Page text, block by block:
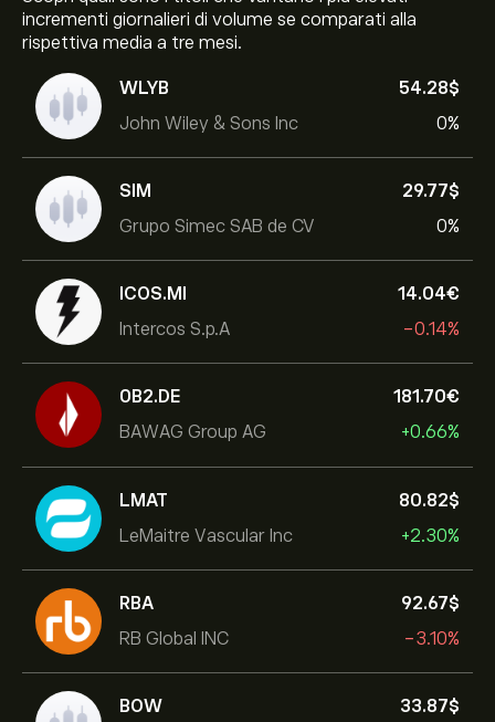
incrementi giornalieri di volume se comparati alla
rispettiva media a tre mesi.
WLYB
John Wiley & Sons Inc
54.28‎$‎
0%
SIM
Grupo Simec SAB de CV
29.77‎$‎
0%
ICOS.MI
Intercos S.p.A
14.04‎€‎
-0.14%
0B2.DE
BAWAG Group AG
181.70‎€‎
+0.66%
LMAT
LeMaitre Vascular Inc
80.82‎$‎
+2.30%
RBA
RB Global INC
92.67‎$‎
-3.10%
BOW
33.87‎$‎